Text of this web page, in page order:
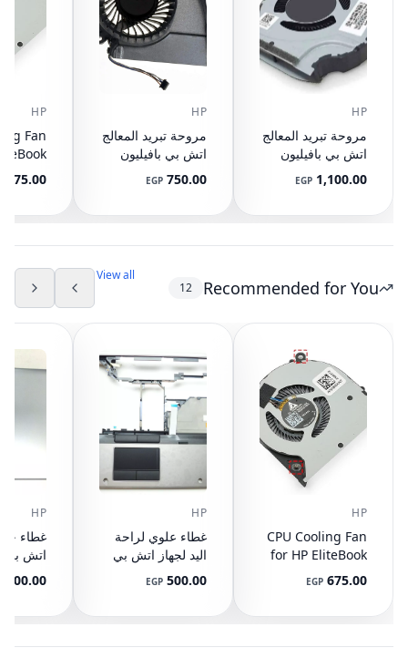
HP
مروحة تبريد المعالج
اتش بي بافيليون
15-CX L20335-001
1,100.00
EGP
HP
مروحة تبريد المعالج
اتش بي بافيليون
15-E 17-E
DFS501105PR0T
750.00
EGP
HP
Fan
840
848 G3
0.50A
675.00
Recommended for You
12
View all
HP
CPU Cooling Fan
for HP EliteBook
745 G3 G4, 840
G3 G4, 848 G3
DC05V 0.50A
675.00
EGP
HP
غطاء علوي لراحة
اليد لجهاز اتش بي
مع تاتش باد
(مستعمل)
500.00
EGP
HP
400.00